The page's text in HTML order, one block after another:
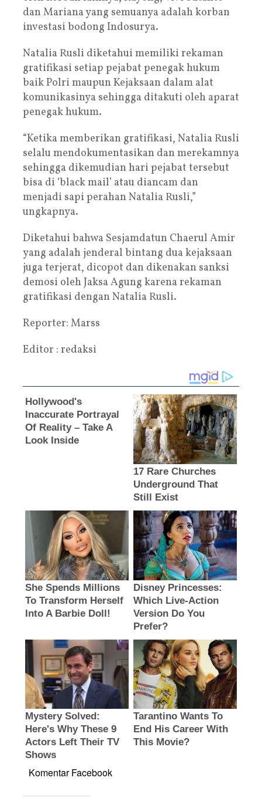
dan Mariana yang semuanya adalah korban
investasi bodong Indosurya.
Natalia Rusli diketahui memiliki rekaman
gratifikasi setiap pejabat penegak hukum
baik Polri maupun Kejaksaan dalam alat
komunikasinya sehingga ditakuti oleh aparat
penegak hukum.
“Ketika memberikan gratifikasi, Natalia Rusli
selalu mendokumentasikan dan merekamnya
sehingga dikemudian hari pejabat tersebut
bisa di ‘black mail’ atau diancam dan
menjadi sapi perahan Natalia Rusli,”
ungkapnya.
Diketahui bahwa Sesjamdatun Chaerul Amir
yang adalah jenderal bintang dua kejaksaan
juga terjerat, dicopot dan dikenakan sanksi
demosi oleh Jaksa Agung karena rekaman
gratifikasi dengan Natalia Rusli.
Reporter: Marss
Editor : redaksi
Komentar Facebook